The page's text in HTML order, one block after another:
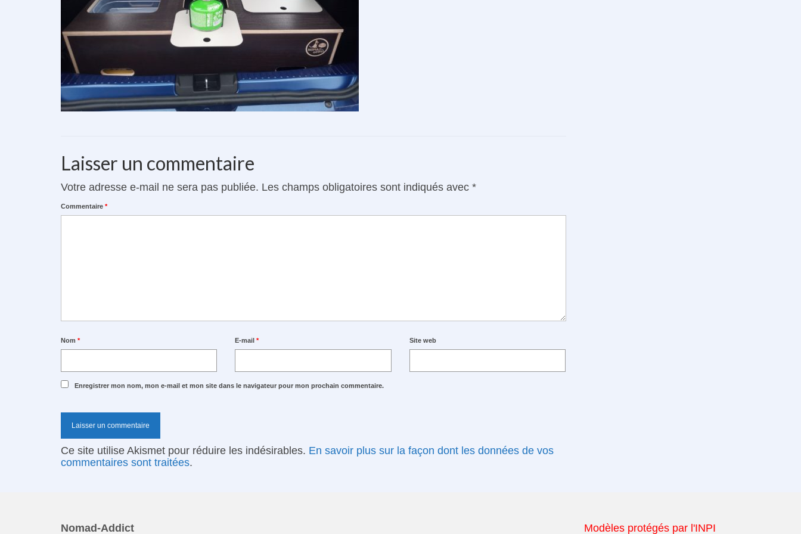
Laisser un commentaire
Votre adresse e-mail ne sera pas publiée. Les champs obligatoires sont indiqués avec *
Commentaire *
Nom * E-mail* Site web
Enregistrer mon nom, mon e-mail et mon site dans le navigateur pour mon prochain commentaire.
Ce site utilise Akismet pour réduire les indésirables. En savoir plus sur la façon dont les données de vos
commentaires sont traitées.
Nomad-Addict Modèles protégés par l'INPI